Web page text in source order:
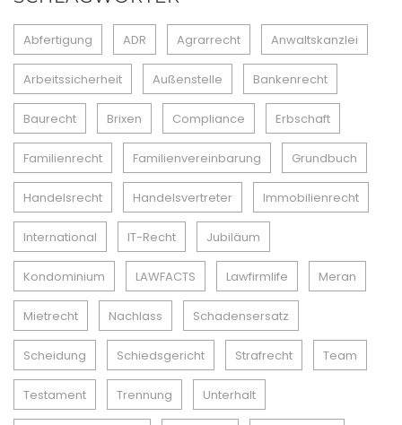
Abfertigung ADR Agrarrecht Anwaltskanzlei
Arbeitssicherheit Außenstelle Bankenrecht
Baurecht Brixen Compliance Erbschaft
Familienrecht Familienvereinbarung Grundbuch
Handelsrecht Handelsvertreter Immobilienrecht
International IT-Recht Jubiläum
Kondominium LAWFACTS Lawfirmlife Meran
Mietrecht Nachlass Schadensersatz
Scheidung Schiedsgericht Strafrecht Team
Testament Trennung Unterhalt